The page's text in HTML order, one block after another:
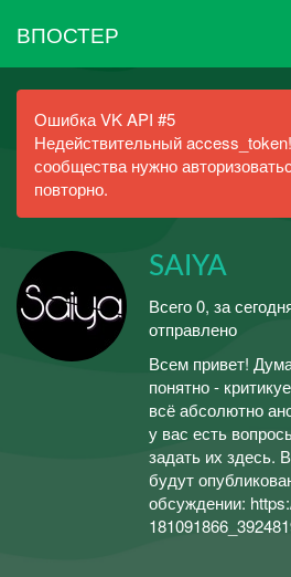
ВПОСТЕР
Ошибка VK API #5
Недействительный
сообщества нужно
повторно.
SAIYA
Всего 0, за
отправлено
Всем привет!
понятно -
всё абсолютно
у вас есть
задать их здесь.
будут
обсуждении: